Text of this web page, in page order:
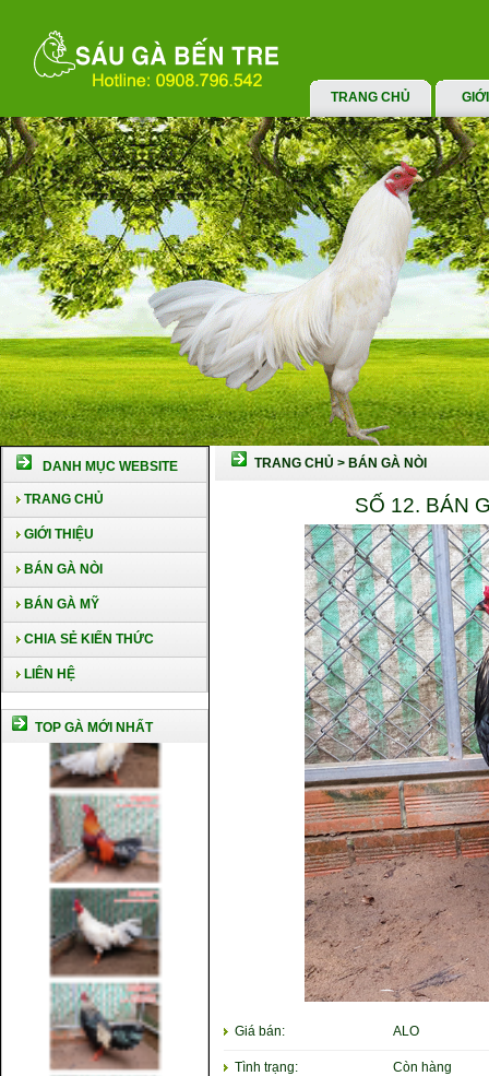
TRANG CHỦ
DANH MỤC WEBSITE
TRANG CHỦ
GIỚI THIỆU
BÁN GÀ NÒI
BÁN GÀ MỸ
CHIA SẺ KIẾN THỨC
LIÊN HỆ
TOP GÀ MỚI NHẤT
TRANG CHỦ > BÁN GÀ NÒI
SỐ 12. BÁN
Giá bán: ALO
Tình trạng: Còn hàng